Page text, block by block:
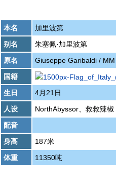
本名
加里波第
别名
朱塞佩·加里波第
原名
Giuseppe Garibaldi /
国籍
生日
4月21日
人设
NorthAbyssor、救救辣椒
配音
身高
187米
体重
11350吨